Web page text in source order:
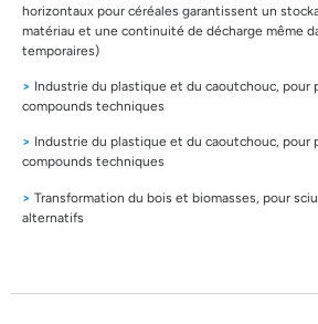
horizontaux pour céréales garantissent un
matériau et une continuité de décharge même
temporaires)
> Industrie du plastique et du caoutchouc, pour
compounds techniques
> Industrie du plastique et du caoutchouc, pour
compounds techniques
> Transformation du bois et biomasses, pour
alternatifs